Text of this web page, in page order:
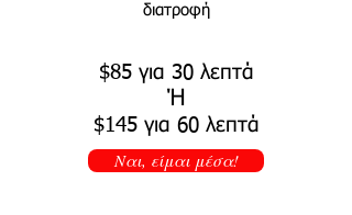
διατροφή
$85 για 30 λεπτά
Ή
$145 για 60 λεπτά
Ναι, είμαι μέσα!